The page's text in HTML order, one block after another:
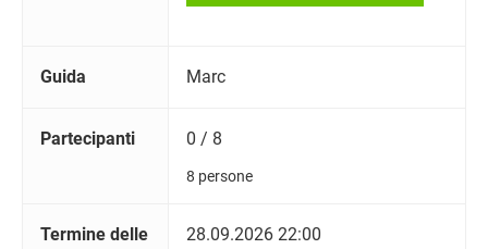
Guida Marc
Partecipanti 0 / 8
8 persone
Termine delle
28.09.2026 22:00